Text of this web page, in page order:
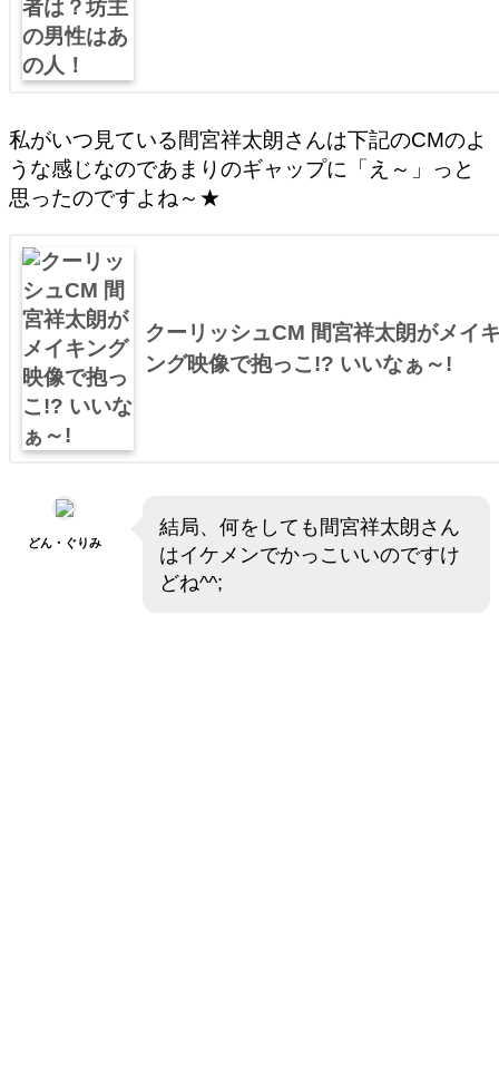
私がいつ見ている間宮祥太朗さんは下記のCMのよ
うな感じなのであまりのギャップに「え～」っと
思ったのですよね～★
クーリッシュCM 間宮祥太朗がメイ
ング映像で抱っこ!? いいなぁ～!
どん・ぐりみ
結局、何をしても間宮祥太朗さん
はイケメンでかっこいいのですけ
どね^^;